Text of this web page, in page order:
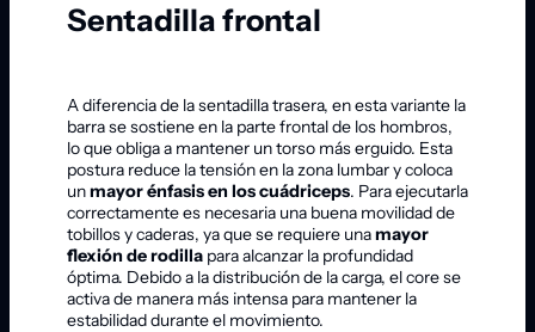
Sentadilla frontal
A diferencia de la sentadilla trasera, en esta variante la
barra se sostiene en la parte frontal de los hombros,
lo que obliga a mantener un torso más erguido. Esta
postura reduce la tensión en la zona lumbar y coloca
unmayor énfasis en los cuádriceps. Para ejecutarla
correctamente es necesaria una buena movilidad de
tobillos y caderas, ya que se requiere unamayor
flexión de rodilla para alcanzar la profundidad
óptima. Debido a la distribución de la carga, el core se
activa de manera más intensa para mantener la
estabilidad durante el movimiento.